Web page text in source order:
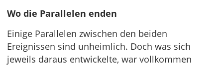
Wo die Parallelen enden
Einige Parallelen zwischen den beiden
Ereignissen sind unheimlich. Doch was sich
jeweils daraus entwickelte, war vollkommen